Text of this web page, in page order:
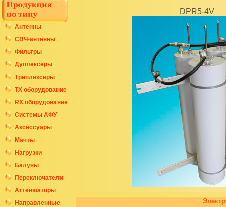
Антенны
СВЧ-антенны
Фильтры
Дуплексеры
Триплексеры
ТХ оборудование
RX оборудование
Системы АФУ
Аксессуары
Мачты
Нагрузки
Балуны
Переключатели
Аттенюаторы
Направленные
DPR5-4V